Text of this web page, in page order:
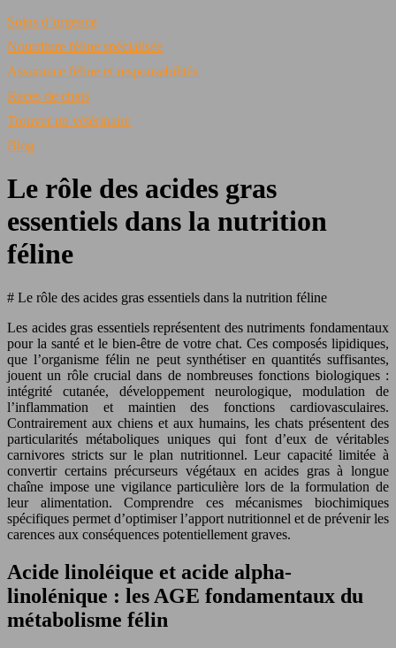
Soins d’urgence
Nourriture féline spécialisée
Assurance féline et responsabilités
Races de chats
Trouver un vétérinaire
Blog
Le rôle des acides gras
essentiels dans la nutrition
féline
# Le rôle des acides gras essentiels dans la nutrition féline
Les acides gras essentiels représentent des nutriments fondamentaux
pour la santé et le bien-être de votre chat. Ces composés lipidiques,
que l’organisme félin ne peut synthétiser en quantités suffisantes,
jouent un rôle crucial dans de nombreuses fonctions biologiques :
intégrité cutanée, développement neurologique, modulation de
l’inflammation et maintien des fonctions cardiovasculaires.
Contrairement aux chiens et aux humains, les chats présentent des
particularités métaboliques uniques qui font d’eux de véritables
carnivores stricts sur le plan nutritionnel. Leur capacité limitée à
convertir certains précurseurs végétaux en acides gras à longue
chaîne impose une vigilance particulière lors de la formulation de
leur alimentation. Comprendre ces mécanismes biochimiques
spécifiques permet d’optimiser l’apport nutritionnel et de prévenir les
carences aux conséquences potentiellement graves.
Acide linoléique et acide alpha-
linolénique : les AGE fondamentaux du
métabolisme félin